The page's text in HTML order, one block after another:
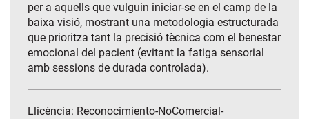
per a aquells que vulguin iniciar-se en el camp de la
baixa visió, mostrant una metodologia estructurada
que prioritza tant la precisió tècnica com el benestar
emocional del pacient (evitant la fatiga sensorial
amb sessions de durada controlada).
Llicència: Reconocimiento-NoComercial-